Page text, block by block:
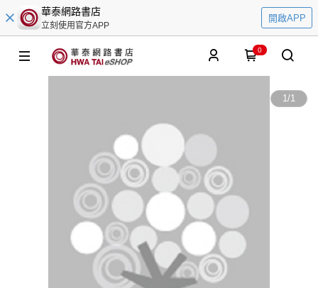
華泰網路書店
立刻使用官方APP
開啟APP
0
1/1